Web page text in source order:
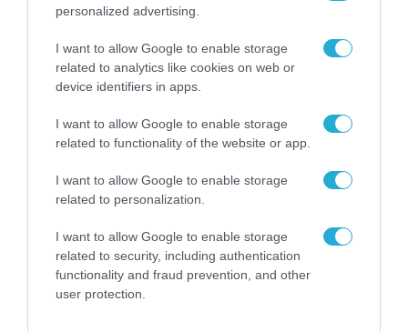
personalized advertising.
I want to allow Google to enable storage
related to analytics like cookies on web or
device identifiers in apps.
I want to allow Google to enable storage
related to functionality of the website or app.
I want to allow Google to enable storage
related to personalization.
I want to allow Google to enable storage
related to security, including authentication
functionality and fraud prevention, and other
user protection.
08.08.2026 | 14:02
«Φώτισε» το Κίεβο μετά από χτύπημα με
υπερηχητικό 3M22 Zircon: Σοκαρισμένος
Ουκρανός κατέγραψε τη στιγμή (βίντεο)